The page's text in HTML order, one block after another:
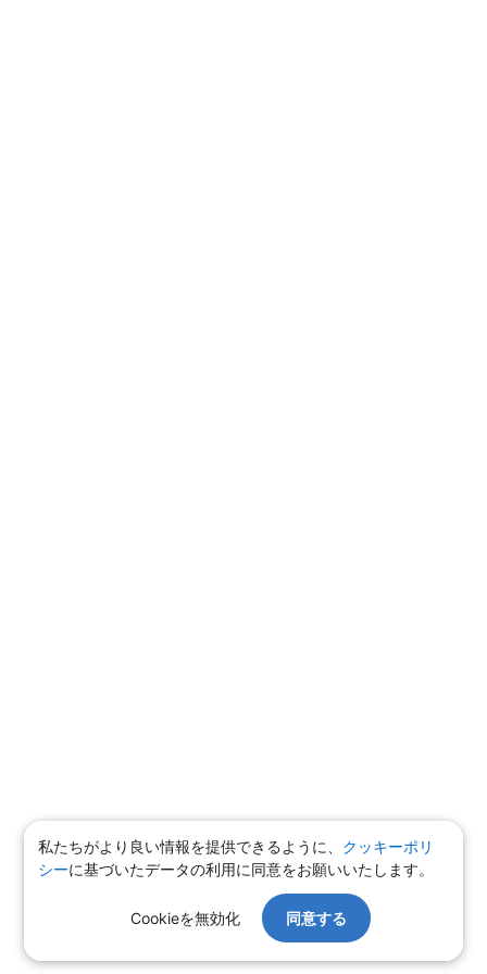
私たちがより良い情報を提供できるように、 クッキーポリ
シーに基づいたデータの利用に同意をお願いいたします。
Cookieを無効化 同意する